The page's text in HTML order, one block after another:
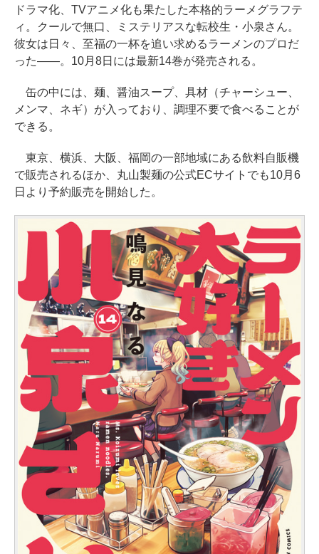
ドラマ化、TVアニメ化も果たした本格的ラーメグラフテ
ィ。クールで無口、ミステリアスな転校生・小泉さん。
彼女は日々、至福の一杯を追い求めるラーメンのプロだ
った――。10月8日には最新14巻が発売される。
缶の中には、麺、醤油スープ、具材（チャーシュー、
メンマ、ネギ）が入っており、調理不要で食べることが
できる。
東京、横浜、大阪、福岡の一部地域にある飲料自販機
で販売されるほか、丸山製麺の公式ECサイトでも10月6
日より予約販売を開始した。